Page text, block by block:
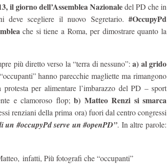
il giorno dell’Assemblea Nazionaledel PD che in
deve scegliere il nuovo Segretario. #OccupyPd
che si tiene a Roma, per dimostrare quanto la
più diretto verso la “terra di nessuno”:a) al grido
hanno parecchie magliette ma rimangono
per alimentare l’imbarazzo del PD – sport
e clamoroso flop;b) Matteo Renzi si smarca
renziani della prima ora) fuori dal centro congressi
un #occupyPd serve un #openPD”. In altre parole:
Più fotografi che “occupanti”
infatti,